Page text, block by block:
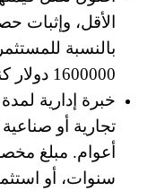
الأقل، وإثبات
بالنسبة
1600000 دولار كندي على الأقل.
خبرة إدارية